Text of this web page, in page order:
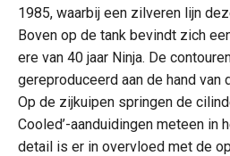
1985, waarbij een zilveren lijn
Boven op de tank bevindt zich
ere van 40 jaar Ninja. De
gereproduceerd aan de hand van
Op de zijkuipen springen de
Cooled’-aanduidingen meteen in
detail is er in overvloed met de